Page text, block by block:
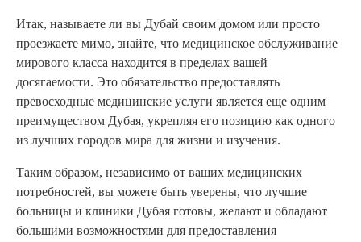
Итак, называете ли вы Дубай своим домом или просто
проезжаете мимо, знайте, что медицинское обслуживание
мирового класса находится в пределах вашей
досягаемости. Это обязательство предоставлять
превосходные медицинские услуги является еще одним
преимуществом Дубая, укрепляя его позицию как одного
из лучших городов мира для жизни и изучения.
Таким образом, независимо от ваших медицинских
потребностей, вы можете быть уверены, что лучшие
больницы и клиники Дубая готовы, желают и обладают
большими возможностями для предоставления